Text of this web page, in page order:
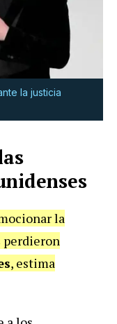
la justicia
la
perdieron
, estima